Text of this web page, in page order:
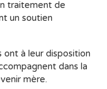
traitement de
un soutien
à leur disposition
dans la
mère.